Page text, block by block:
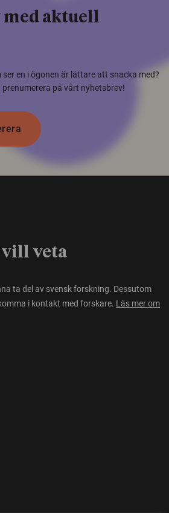
aktuell
en i ögonen är lättare att snacka med?
på vårt nyhetsbrev!
vill veta
ta del av svensk forskning. Dessutom
i kontakt med forskare. Läs mer om